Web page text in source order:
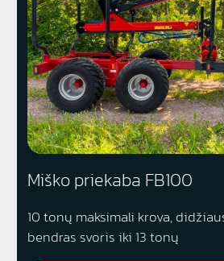
Miško priekaba FB100
10 tonų maksimali krova,
bendras svoris iki 13 tonų